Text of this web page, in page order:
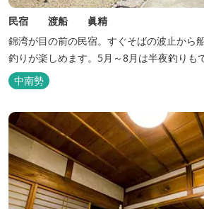
民宿 渡船 眞精
錦湾が目の前の民宿。すぐそばの波止から
釣りが楽しめます。5月～8月は半夜釣りも
中南勢